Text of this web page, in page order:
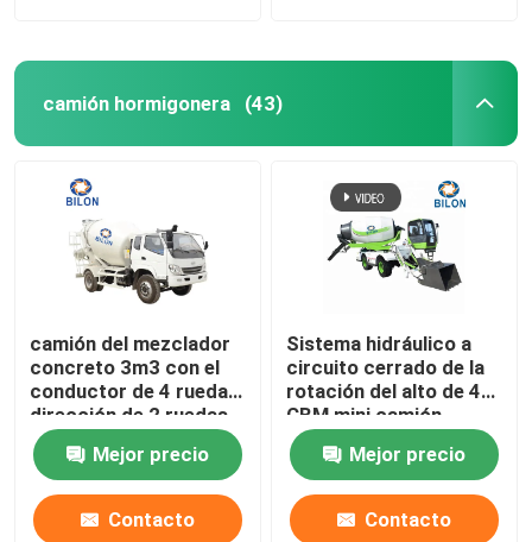
camión hormigonera (43)
camión del mezclador
concreto 3m3 con el
conductor de 4 ruedas,
dirección de 2 ruedas
Mejor precio
Contacto
Sistema hidráulico a
circuito cerrado de la
rotación del alto de 4
CBM mini camión
eficiente del mezclador
concretoMejor precio
Contacto